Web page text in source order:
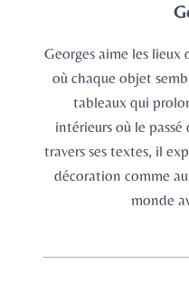
Georges aime les lieux
où chaque objet
tableaux qui
intérieurs où le
travers ses textes, il
décoration comme
monde